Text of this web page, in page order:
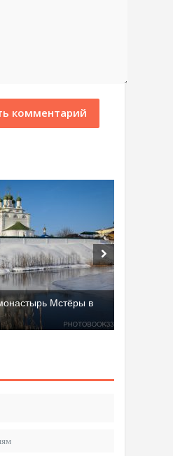
Мстёры в